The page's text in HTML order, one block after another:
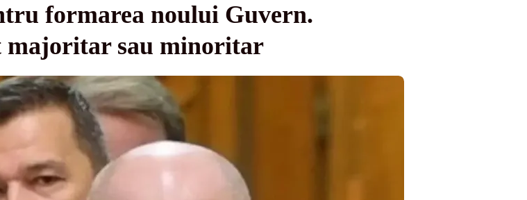
formarea noului Guvern.
majoritar sau minoritar